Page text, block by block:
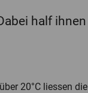
half ihnen
20°C liessen die